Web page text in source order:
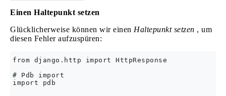
Einen Haltepunkt setzen
Glücklicherweise können wir einen Haltepunkt setzen , um
diesen Fehler aufzuspüren:
from django.http import HttpResponse
# Pdb import
import pdb